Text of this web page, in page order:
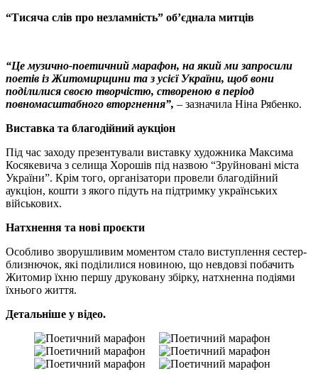
“Тисяча слів про незламність” об’єднала митців
“Це музично-поетичний марафон, на який ми запросили
поетів із Житомирщини та з усієї України, щоб вони
поділилися своєю творчістю, створеною в період
повномасштабного вторгнення”, – зазначила Ніна Рябенко.
Виставка та благодійний аукціон
Під час заходу презентували виставку художника Максима
Косякевича з селища Хорошів під назвою “Зруйновані міста
України”. Крім того, організатори провели благодійний
аукціон, кошти з якого підуть на підтримку українських
військових.
Натхнення та нові проєкти
Особливо зворушливим моментом стало виступлення сестер-
близнючок, які поділилися новиною, що невдовзі побачить
Житомир їхню першу друковану збірку, натхненна подіями
їхнього життя.
Детальніше у відео.